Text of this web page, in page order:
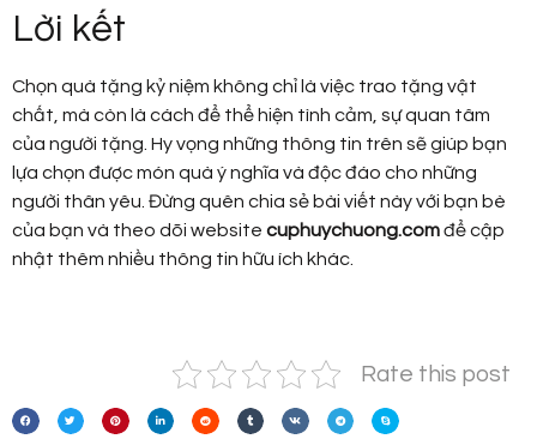
Lời kết
Chọn quà tặng kỷ niệm không chỉ là việc trao tặng vật
chất, mà còn là cách để thể hiện tình cảm, sự quan tâm
của người tặng. Hy vọng những thông tin trên sẽ giúp bạn
lựa chọn được món quà ý nghĩa và độc đáo cho những
người thân yêu. Đừng quên chia sẻ bài viết này với bạn bè
của bạn và theo dõi website cuphuychuong.comđể cập
nhật thêm nhiều thông tin hữu ích khác.
Rate this post